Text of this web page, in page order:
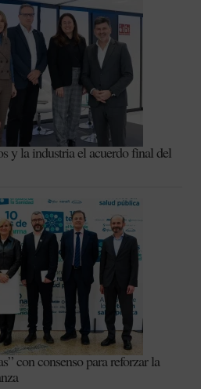
y la industria el acuerdo final del
con consenso para reforzar la